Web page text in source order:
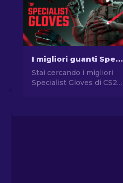
I migliori guanti Specialist da usare in CS2: Classifica
Stai cercando i migliori
Specialist Gloves di CS2?